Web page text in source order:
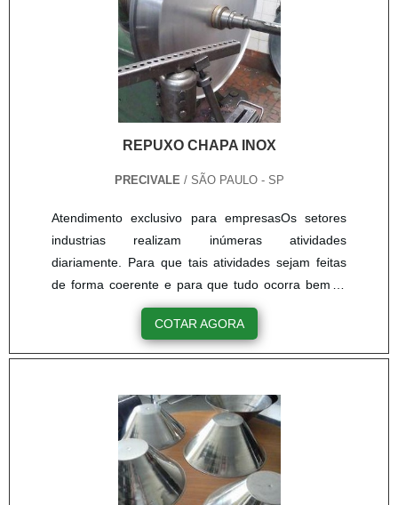
são feitas a partir .
REPUXO CHAPA INOX
PRECIVALE / SÃO PAULO - SP
Atendimento exclusivo para empresasOs setores
industrias realizam inúmeras atividades
diariamente. Para que tais atividades sejam feitas
de forma coerente e para que tudo ocorra bem, é
indispensável o processo de Repuxo chapa inox.O
que seria Repuxo chapa inox?Na verdade o repuxo,
é um excelente processo de fabricação, em que
oca, previamente definida.As ferramentas que são
destinadas para a execução de tal processos,
geralmente possuem característic.
COTAR AGORA